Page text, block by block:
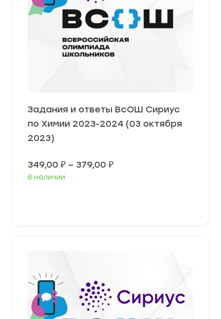
Задания и ответы ВсОШ Сириус
по Химии 2023-2024 (03 октября
2023)
349,00 ₽ – 379,00 ₽Диапазон
В наличии